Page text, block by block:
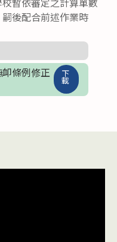
後配合前述作業時
條例修正
下
載